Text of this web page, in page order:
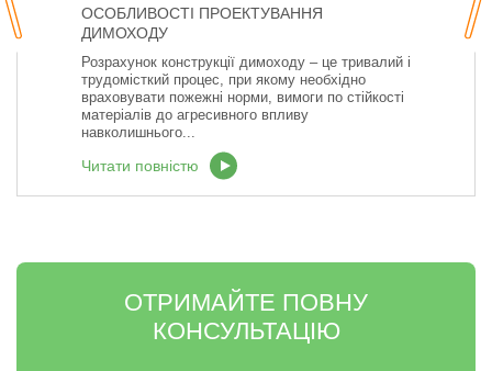
ОСОБЛИВОСТІ ПРОЕКТУВАННЯ
ДИМОХОДУ
Розрахунок конструкції димоходу – це тривалий і
трудомісткий процес, при якому необхідно
враховувати пожежні норми, вимоги по стійкості
матеріалів до агресивного впливу
навколишнього...
Читати повністю
ОТРИМАЙТЕ ПОВНУ
КОНСУЛЬТАЦІЮ